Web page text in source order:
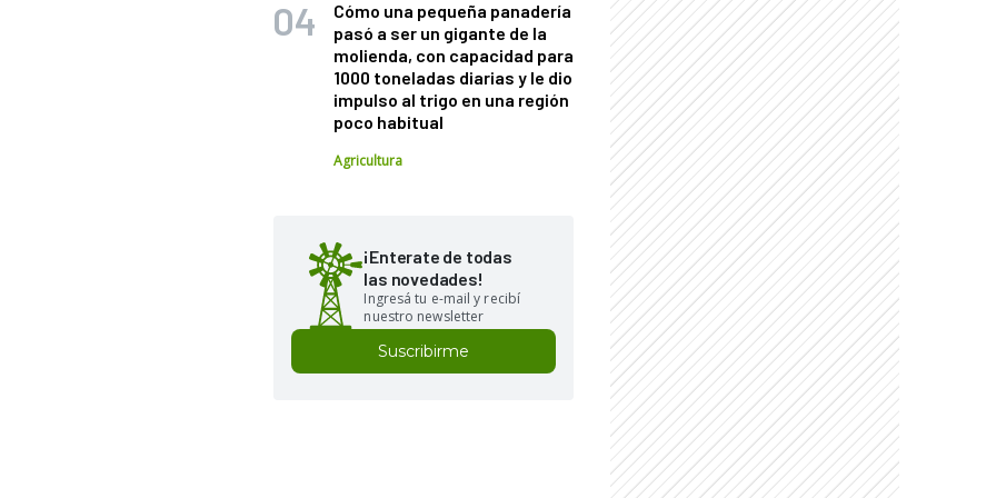
Cómo una pequeña panadería
pasó a ser un gigante de la
molienda, con capacidad para
1000 toneladas diarias y le dio
impulso al trigo en una región
poco habitual
Agricultura
¡Enterate de todas
las novedades!
Ingresá tu e-mail y recibí
nuestro newsletter
Suscribirme